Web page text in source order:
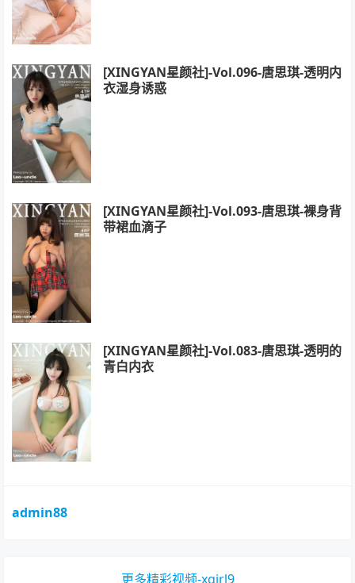
[XINGYAN星颜社]-Vol.096-唐思琪-透明内
衣湿身诱惑
[XINGYAN星颜社]-Vol.093-唐思琪-裸身背
带裙血滴子
[XINGYAN星颜社]-Vol.083-唐思琪-透明的
青白内衣
admin88
更多精彩视频-xgirl9